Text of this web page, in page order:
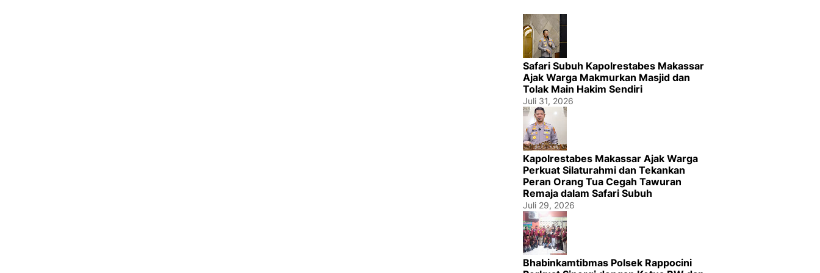
Safari Subuh Kapolrestabes Makassar
Ajak Warga Makmurkan Masjid dan
Tolak Main Hakim Sendiri
Juli 31, 2026
Kapolrestabes Makassar Ajak Warga
Perkuat Silaturahmi dan Tekankan
Peran Orang Tua Cegah Tawuran
Remaja dalam Safari Subuh
Juli 29, 2026
Bhabinkamtibmas Polsek Rappocini